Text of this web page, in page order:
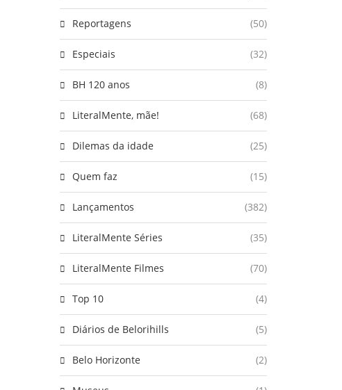
Reportagens (50)
Especiais (32)
BH 120 anos (8)
LiteralMente, mãe! (68)
Dilemas da idade (25)
Quem faz (15)
Lançamentos (382)
LiteralMente Séries (35)
LiteralMente Filmes (70)
Top 10 (4)
Diários de Belorihills (5)
Belo Horizonte (2)